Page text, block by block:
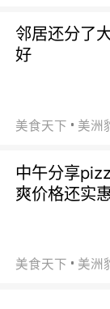
邻居还分了
好
美食天下 美洲
中午分享
爽价格还实
美食天下 美洲